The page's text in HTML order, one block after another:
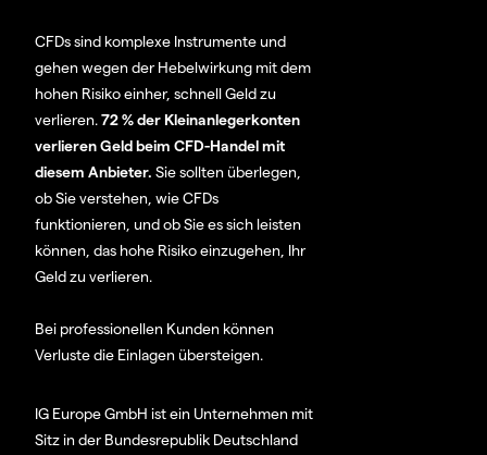
CFDs sind komplexe Instrumente und
gehen wegen der Hebelwirkung mit dem
hohen Risiko einher, schnell Geld zu
verlieren.72 % der Kleinanlegerkonten
verlieren Geld beim CFD-Handel mit
diesem Anbieter. Sie sollten überlegen,
ob Sie verstehen, wie CFDs
funktionieren, und ob Sie es sich leisten
können, das hohe Risiko einzugehen, Ihr
Geld zu verlieren.
Bei professionellen Kunden können
Verluste die Einlagen übersteigen.
IG Europe GmbH ist ein Unternehmen mit
Sitz in der Bundesrepublik Deutschland